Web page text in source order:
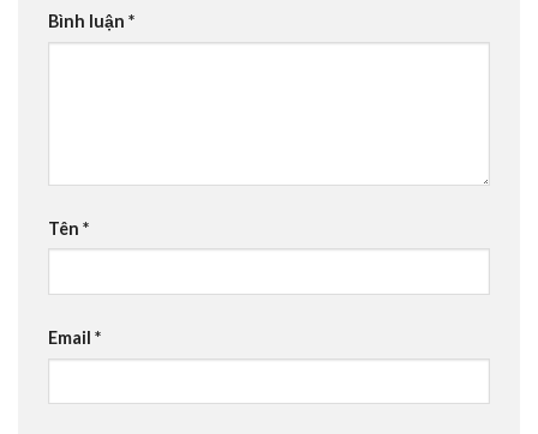
Bình luận *
Tên *
Email *